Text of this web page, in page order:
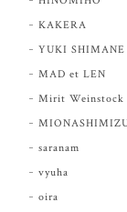
KAKERA
YUKI SHIMANE
MAD et LEN
Mirit Weinstock
saranam
vyuha
oira